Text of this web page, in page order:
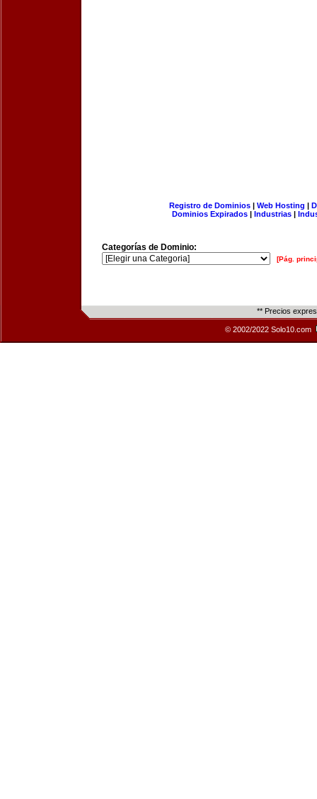
Registro de Dominios| Web Hosting |
Dominios Expirados | Industrias |
Categorías de Dominio:
[Pág.
** Precios
© 2002/2022 Solo10.com